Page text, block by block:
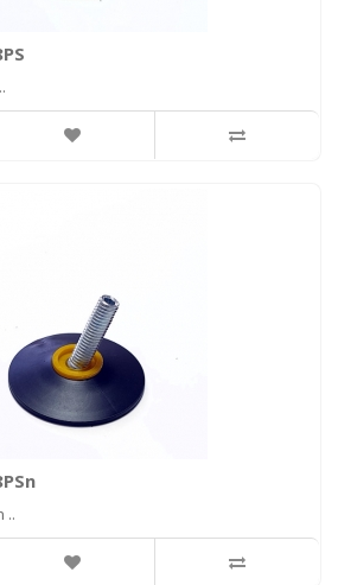
..